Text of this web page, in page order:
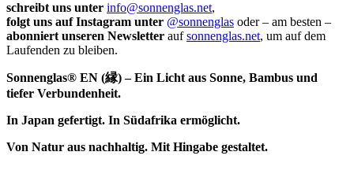
schreibt uns unter info@sonnenglas.net,
folgt uns auf Instagram unter @sonnenglas oder – am besten –
abonniert unseren Newsletter auf sonnenglas.net, um auf dem
Laufenden zu bleiben.
Sonnenglas® EN (縁) – Ein Licht aus Sonne, Bambus und
tiefer Verbundenheit.
In Japan gefertigt. In Südafrika ermöglicht.
Von Natur aus nachhaltig. Mit Hingabe gestaltet.